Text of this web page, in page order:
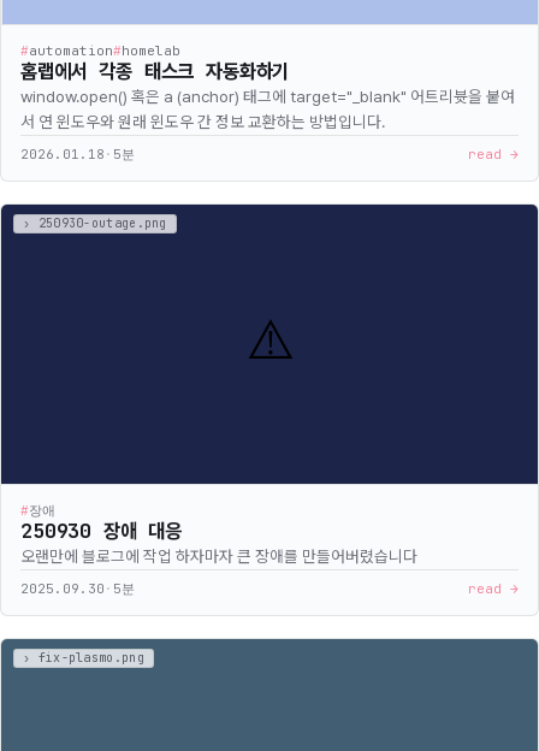
#automation#homelab
홈랩에서 각종 태스크 자동화하기
window.open() 혹은 a (anchor) 태그에 target="_blank" 어트리븃을 붙여
서 연 윈도우와 원래 윈도우 간 정보 교환하는 방법입니다.
2026.01.18 · 5분 read →
#장애
250930 장애 대응
오랜만에 블로그에 작업 하자마자 큰 장애를 만들어버렸습니다
2025.09.30 · 5분 read →